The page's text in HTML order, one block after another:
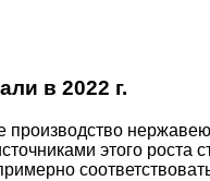
в 2022 г.
этого роста